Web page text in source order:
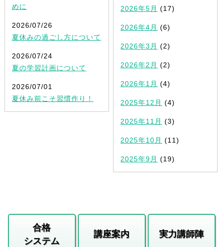
めに
2026/07/26
夏休みの過ごし方について
2026/07/24
夏の学習計画について
2026/07/01
夏休み前こそ習慣作り！
2026年5月 (17)
2026年4月 (6)
2026年3月 (2)
2026年2月 (2)
2026年1月 (4)
2025年12月 (4)
2025年11月 (3)
2025年10月 (11)
2025年9月 (19)
合格
システム
講座案内 実力講師陣